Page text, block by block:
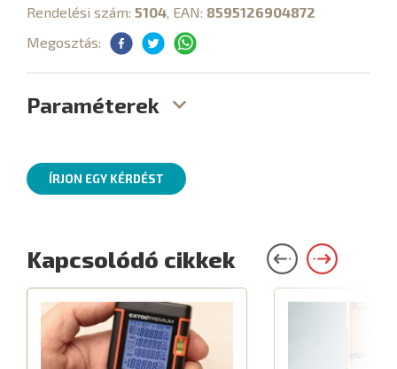
Rendelési szám: 5104, EAN: 8595126904872
Megosztás:
Paraméterek
ÍRJON EGY KÉRDÉST
Kapcsolódó cikkek